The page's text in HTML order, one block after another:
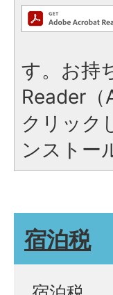
す。お持
Reader
クリック
ンストー
宿泊税